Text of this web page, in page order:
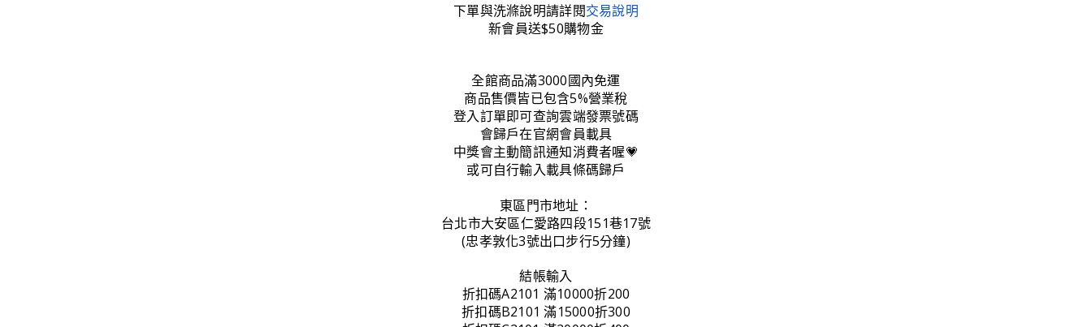
下單與洗滌說明請詳閱交易說明
新會員送$50購物金
全館商品滿3000國內免運
商品售價皆已包含5%營業稅
登入訂單即可查詢雲端發票號碼
會歸戶在官網會員載具
中獎會主動簡訊通知消費者喔💗
或可自行輸入載具條碼歸戶
東區門市地址：
台北市大安區仁愛路四段151巷17號
(忠孝敦化3號出口步行5分鐘)
結帳輸入
折扣碼A2101 滿10000折200
折扣碼B2101 滿15000折300